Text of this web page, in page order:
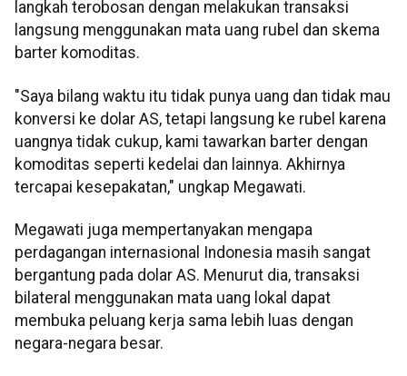
langkah terobosan dengan melakukan transaksi
langsung menggunakan mata uang rubel dan skema
barter komoditas.
"Saya bilang waktu itu tidak punya uang dan tidak mau
konversi ke dolar AS, tetapi langsung ke rubel karena
uangnya tidak cukup, kami tawarkan barter dengan
komoditas seperti kedelai dan lainnya. Akhirnya
tercapai kesepakatan," ungkap Megawati.
Megawati juga mempertanyakan mengapa
perdagangan internasional Indonesia masih sangat
bergantung pada dolar AS. Menurut dia, transaksi
bilateral menggunakan mata uang lokal dapat
membuka peluang kerja sama lebih luas dengan
negara-negara besar.